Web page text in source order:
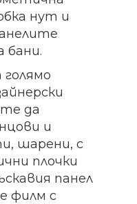
нут и
бани.
да
и
шарени, с
плочки
панел
филм с